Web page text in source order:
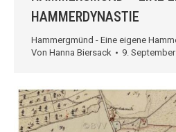
HAMMERDYNASTIE
Hammergmünd - Eine eigene
Von Hanna Biersack 9.